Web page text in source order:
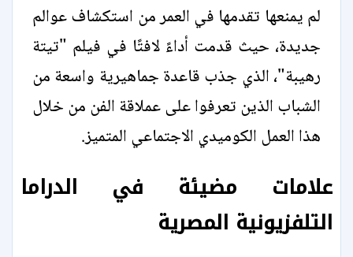
لم يمنعها تقدمها في العمر من استكشاف عوالم
جديدة، حيث قدمت أداءً لافتًا في فيلم "تيتة
رهيبة"، الذي جذب قاعدة جماهيرية واسعة من
الشباب الذين تعرفوا على عملاقة الفن من خلال
هذا العمل الكوميدي الاجتماعي المتميز.
علامات مضيئة في الدراما
التلفزيونية المصرية